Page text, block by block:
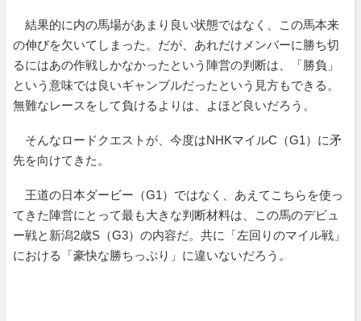
結果的に内の馬場があまり良い状態ではなく、この馬本来
の伸びを欠いてしまった。だが、あれだけメンバーに勝ち切
るにはあの作戦しかなかったという陣営の判断は、「勝負」
という意味では良いギャンブルだったという見方もできる。
無難なレースをして負けるよりは、よほど良いだろう。
そんなロードクエストが、今度はNHKマイルC（G1）に矛
先を向けてきた。
王道の日本ダービー（G1）ではなく、あえてこちらを使っ
てきた陣営にとって最も大きな判断材料は、この馬のデビュ
ー戦と新潟2歳S（G3）の内容だ。共に「左回りのマイル戦」
における「豪快な勝ちっぷり」に違いないだろう。